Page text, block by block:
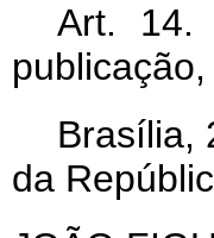
Art. 14.
Brasília,
da